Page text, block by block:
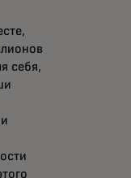
себя,